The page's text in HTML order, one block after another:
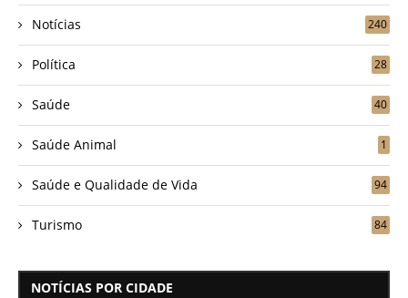
Notícias 240
Política 28
Saúde 40
Saúde Animal 1
Saúde e Qualidade de Vida 94
Turismo 84
NOTÍCIAS POR CIDADE